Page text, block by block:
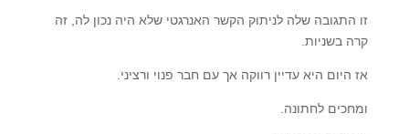
זו התגובה שלה לניתוק הקשר האנרגטי שלא היה נכון לה, זה
קרה בשניות.
אז היום היא עדיין רווקה אך עם חבר פנוי ורציני.
ומחכים לחתונה.